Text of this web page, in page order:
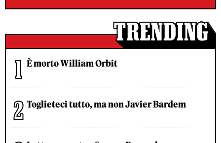
È morto William Orbit
Toglieteci tutto, ma non Javier Bardem